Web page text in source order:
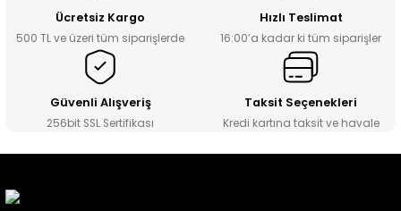
Ücretsiz Kargo
500 TL ve üzeri tüm siparişlerde
Hızlı Teslimat
16:00’a kadar ki tüm siparişler
Güvenli Alışveriş
256bit SSL Sertifikası
Taksit Seçenekleri
Kredi kartına taksit ve havale